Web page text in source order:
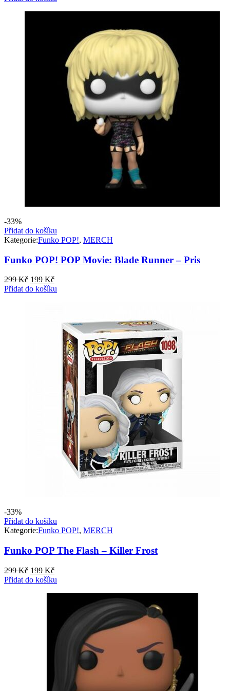
-33%
Přidat do košíku
Kategorie:Funko POP!, MERCH
Funko POP! POP Movie: Blade Runner – Pris
299Kč Původní
cena
199 KčAktuální
cena
Přidat do košíku
-33%
Přidat do košíku
Kategorie:Funko POP!, MERCH
Funko POP The Flash – Killer Frost
299Kč Původní
cena
199 KčAktuální
cena
Přidat do košíku